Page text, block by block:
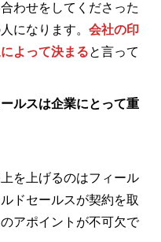
わせをしてくださった
になります。 会社の印
よって決まると言って
ルスは企業にとって重
を上げるのはフィール
ドセールスが契約を取
アポイントが不可欠で